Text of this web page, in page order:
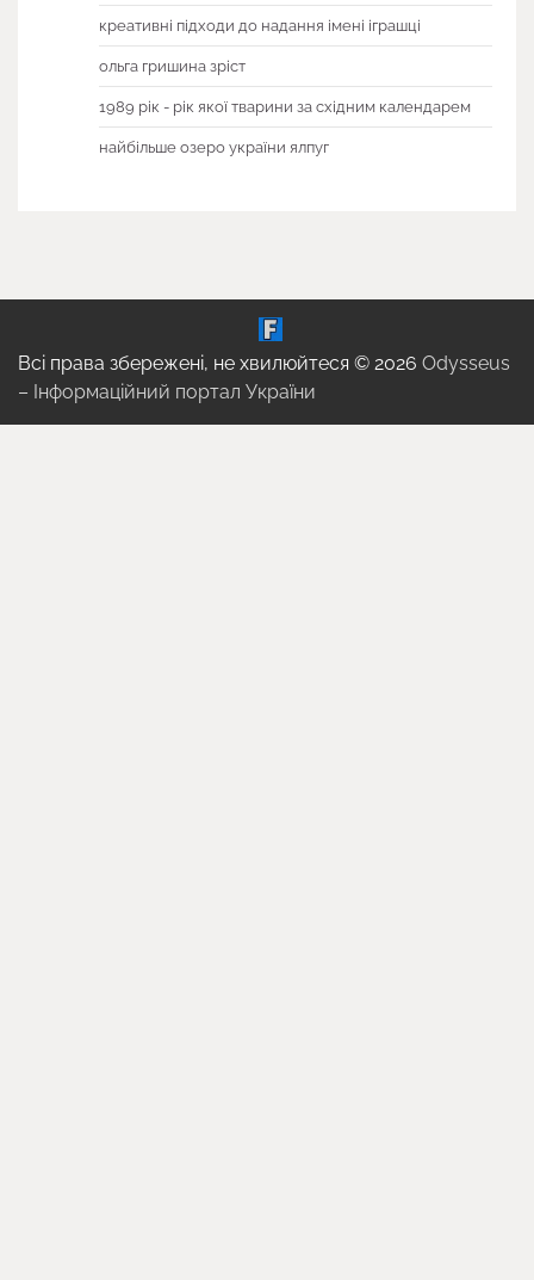
креативні підходи до надання імені іграшці
ольга гришина зріст
1989 рік - рік якої тварини за східним календарем
найбільше озеро україни ялпуг
Всі права збережені, не хвилюйтеся © 2026 Odysseus
– Інформаційний портал України